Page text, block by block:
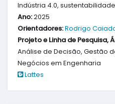
Indústria 4.0,
Ano:2025
Orientadores:Rodrigo
Projeto e Linha de Pesquisa,
Análise de Decisão, Gestão
Negócios em Engenharia
Lattes